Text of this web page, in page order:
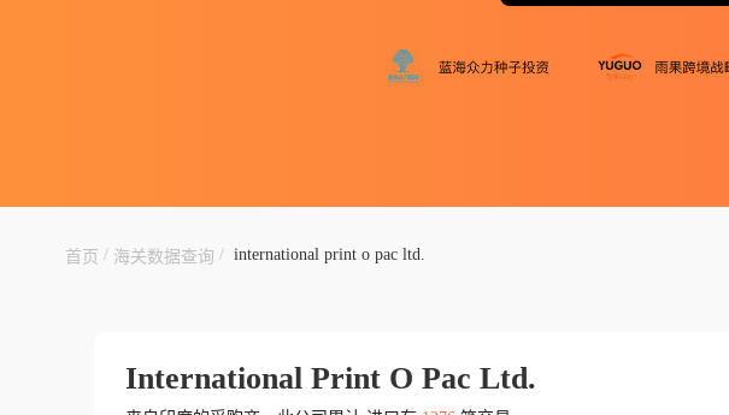
首页 / 海关数据查询 / international print o pac ltd.
International Print O Pac Ltd.